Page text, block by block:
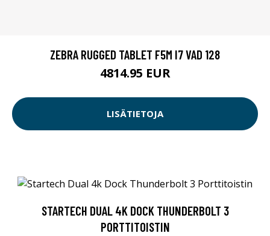
ZEBRA RUGGED TABLET F5M I7 VAD 128
4814.95 EUR
LISÄTIETOJA
STARTECH DUAL 4K DOCK THUNDERBOLT 3
PORTTITOISTIN